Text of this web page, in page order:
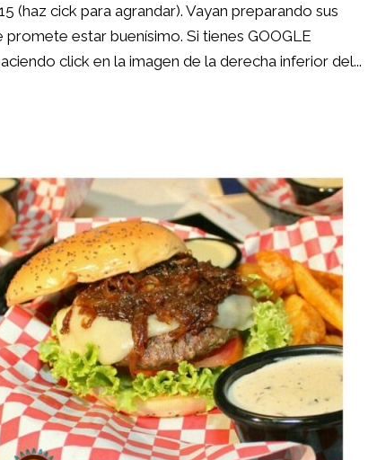
(haz cick para agrandar). Vayan preparando sus
estar buenísimo. Si tienes GOOGLE
click en la imagen de la derecha inferior del...